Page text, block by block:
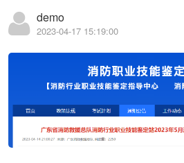
demo
2023-04-17 15:19:00